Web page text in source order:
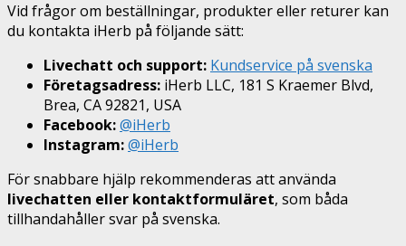
Vid frågor om beställningar, produkter eller returer kan
du kontakta iHerb på följande sätt:
Livechatt och support: Kundservice på svenska
Företagsadress: iHerb LLC, 181 S Kraemer Blvd,
Brea, CA 92821, USA
Facebook:@iHerb
Instagram:@iHerb
För snabbare hjälp rekommenderas att använda
livechatten eller kontaktformuläret, som båda
tillhandahåller svar på svenska.